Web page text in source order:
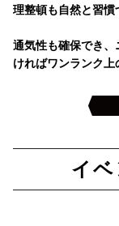
理整頓も自然と習慣
通気性も確保でき
ければワンランク上
イ